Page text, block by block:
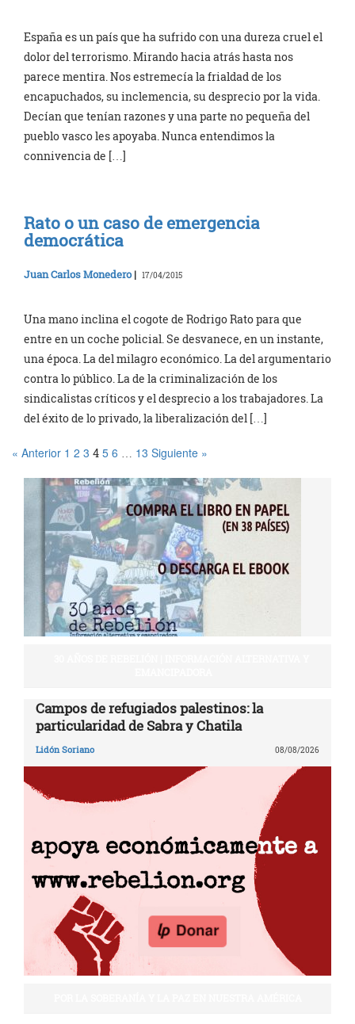
España es un país que ha sufrido con una dureza cruel el
dolor del terrorismo. Mirando hacia atrás hasta nos
parece mentira. Nos estremecía la frialdad de los
encapuchados, su inclemencia, su desprecio por la vida.
Decían que tenían razones y una parte no pequeña del
pueblo vasco les apoyaba. Nunca entendimos la
connivencia de […]
Rato o un caso de emergencia
democrática
Juan Carlos Monedero| 17/04/2015
Una mano inclina el cogote de Rodrigo Rato para que
entre en un coche policial. Se desvanece, en un instante,
una época. La del milagro económico. La del argumentario
contra lo público. La de la criminalización de los
sindicalistas críticos y el desprecio a los trabajadores. La
del éxito de lo privado, la liberalización del […]
« Anterior 1 2 3 4 5 6 13 Siguiente »
Campos de refugiados palestinos: la
particularidad de Sabra y Chatila
Lidón Soriano 08/08/2026